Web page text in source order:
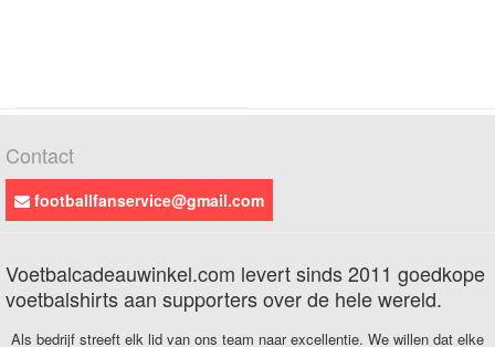
Contact
footballfanservice@gmail.com
Voetbalcadeauwinkel.com levert sinds 2011 goedkope
voetbalshirts aan supporters over de hele wereld.
Als bedrijf streeft elk lid van ons team naar excellentie. We willen dat elke